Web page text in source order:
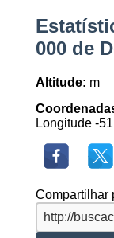
000 de
Altitude: m
Longitude -
Compartilhar